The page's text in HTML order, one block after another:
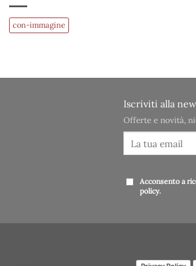
con-immagine
Iscriviti alla
Offerte e novità,
Acconsento a
policy.